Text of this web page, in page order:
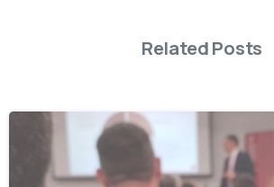
Related Posts